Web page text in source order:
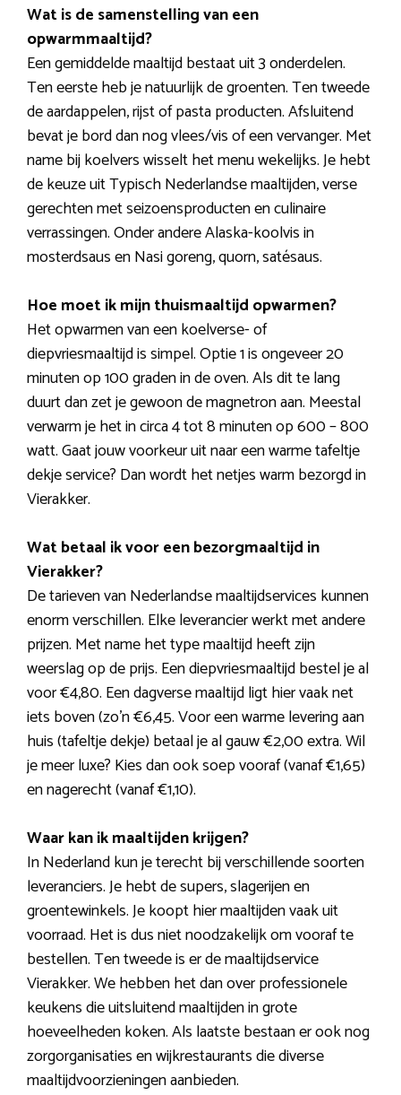
Wat is de samenstelling van een
opwarmmaaltijd?
Een gemiddelde maaltijd bestaat uit 3 onderdelen.
Ten eerste heb je natuurlijk de groenten. Ten tweede
de aardappelen, rijst of pasta producten. Afsluitend
bevat je bord dan nog vlees/vis of een vervanger. Met
name bij koelvers wisselt het menu wekelijks. Je hebt
de keuze uit Typisch Nederlandse maaltijden, verse
gerechten met seizoensproducten en culinaire
verrassingen. Onder andere Alaska-koolvis in
mosterdsaus en Nasi goreng, quorn, satésaus.
Hoe moet ik mijn thuismaaltijd opwarmen?
Het opwarmen van een koelverse- of
diepvriesmaaltijd is simpel. Optie 1 is ongeveer 20
minuten op 100 graden in de oven. Als dit te lang
duurt dan zet je gewoon de magnetron aan. Meestal
verwarm je het in circa 4 tot 8 minuten op 600 – 800
watt. Gaat jouw voorkeur uit naar een warme tafeltje
dekje service? Dan wordt het netjes warm bezorgd in
Vierakker.
Wat betaal ik voor een bezorgmaaltijd in
Vierakker?
De tarieven van Nederlandse maaltijdservices kunnen
enorm verschillen. Elke leverancier werkt met andere
prijzen. Met name het type maaltijd heeft zijn
weerslag op de prijs. Een diepvriesmaaltijd bestel je al
voor €4,80. Een dagverse maaltijd ligt hier vaak net
iets boven (zo’n €6,45. Voor een warme levering aan
huis (tafeltje dekje) betaal je al gauw €2,00 extra. Wil
je meer luxe? Kies dan ook soep vooraf (vanaf €1,65)
en nagerecht (vanaf €1,10).
Waar kan ik maaltijden krijgen?
In Nederland kun je terecht bij verschillende soorten
leveranciers. Je hebt de supers, slagerijen en
groentewinkels. Je koopt hier maaltijden vaak uit
voorraad. Het is dus niet noodzakelijk om vooraf te
bestellen. Ten tweede is er de maaltijdservice
Vierakker. We hebben het dan over professionele
keukens die uitsluitend maaltijden in grote
hoeveelheden koken. Als laatste bestaan er ook nog
zorgorganisaties en wijkrestaurants die diverse
maaltijdvoorzieningen aanbieden.